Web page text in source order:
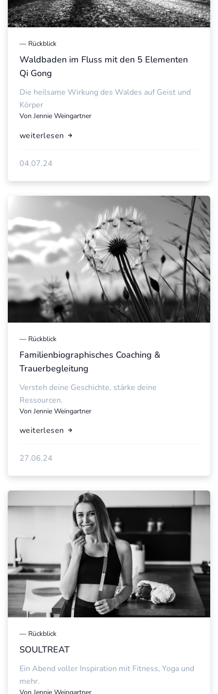
— Rückblick
Waldbaden im Fluss mit den 5 Elementen
Qi Gong
Die heilsame Wirkung des Waldes auf Geist und
Körper
Von Jennie Weingartner
weiterlesen
04.07.24
— Rückblick
Familienbiographisches Coaching &
Trauerbegleitung
Versteh deine Geschichte, stärke deine
Ressourcen.
Von Jennie Weingartner
weiterlesen
27.06.24
— Rückblick
SOULTREAT
Ein Abend voller Inspiration mit Fitness, Yoga und
mehr.
Von Jennie Weingartner